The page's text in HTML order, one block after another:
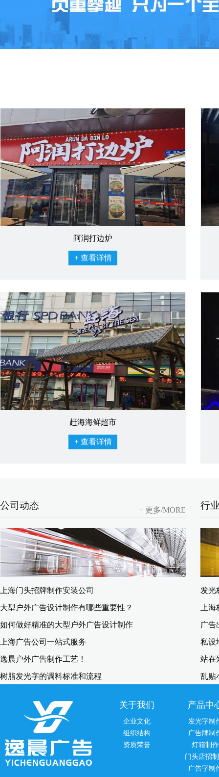
阿润打边炉
+ 查看详情
赶海海鲜超市
+ 查看详情
公司动态 + 更多/MORE
上海门头招牌制作安装公司
大型户外广告设计制作有哪些重要性？
如何做好精准的大型户外广告设计制作
上海广告公司一站式服务
逸晨户外广告制作工艺！
​树脂发光字的调料标准和流程
行
发光
上
广告
私设
站在
乱贴
关于我们
企业文化
组织结构
资质荣誉
产品中
发光字制
广告牌制
灯箱制作
门头店招
广告字制